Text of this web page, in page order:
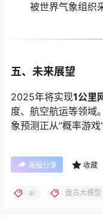
被世界气象组织
五、未来展望
2025年将实现1公里
度、航空航运等领域
象预测正从“概率游戏
海报分享 收藏
ai 盘古大模型